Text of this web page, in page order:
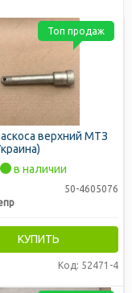
верхний МТЗ
в наличии
50-4605076
КУПИТЬ
Код: 52471-4
Топ продаж